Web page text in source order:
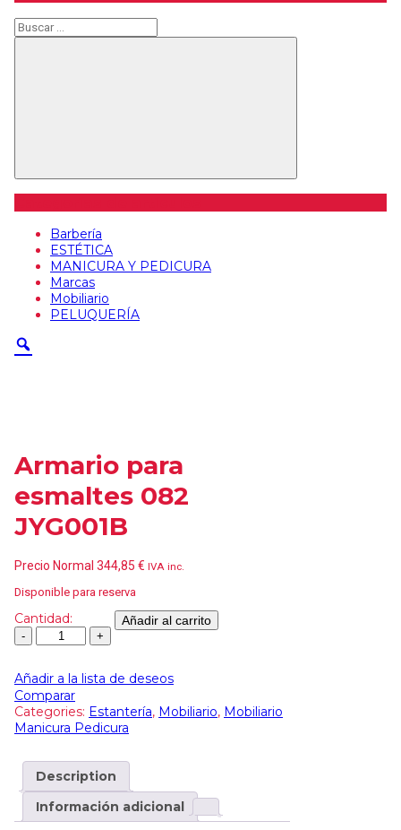
Buscar
Barbería
ESTÉTICA
MANICURA Y PEDICURA
Marcas
Mobiliario
PELUQUERÍA
Armario para
esmaltes 082
JYG001B
Precio Normal 344,85 € IVA inc.
Disponible para reserva
Cantidad: Añadir al carrito
Añadir a la lista de deseos
Comparar
Categories: Estantería, Mobiliario, Mobiliario
Manicura Pedicura
Description
Información adicional